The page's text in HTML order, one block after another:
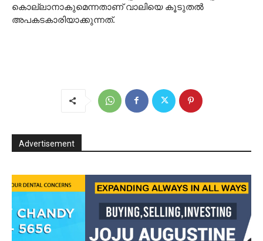
കൊല്ലാനാകുമെന്നതാണ് വാലിയെ കൂടുതൽ
അപകടകാരിയാക്കുന്നത്.
Advertisement